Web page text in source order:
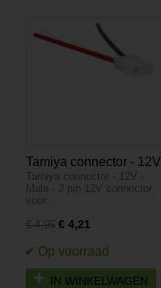
Tamiya connector - 12V
- Male - 2 pin
Tamiya connector - 12V -
Male - 2 pin 12V connector
voor…
€ 4,95 € 4,21
IN WINKELWAGEN